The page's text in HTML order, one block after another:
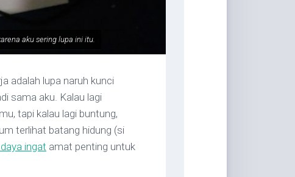
aku sering lupa ini itu.
adalah lupa naruh kunci
sama aku. Kalau lagi
tapi kalau lagi buntung,
terlihat batang hidung (si
ingat amat penting untuk